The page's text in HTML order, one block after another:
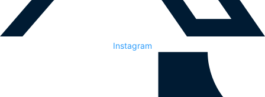
Instagram